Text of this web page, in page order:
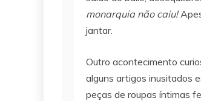
monarquia não caiu!
jantar.
Outro acontecimento
alguns artigos inusitados
peças de roupas íntimas